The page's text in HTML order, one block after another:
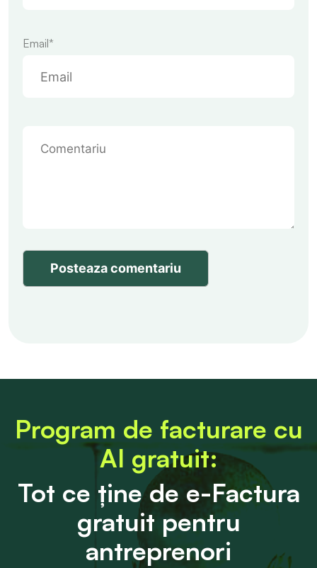
Email*
Posteaza comentariu
Program de facturare cu
AI gratuit:
Tot ce ține de e-Factura
gratuit pentru
antreprenori